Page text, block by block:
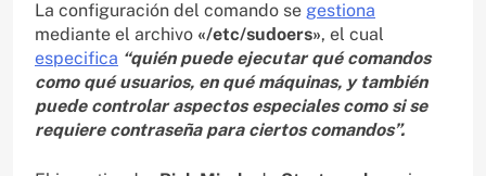
La configuración del comando se gestiona
mediante el archivo «/etc/sudoers», el cual
especifica “quién puede ejecutar qué comandos
como qué usuarios, en qué máquinas, y también
puede controlar aspectos especiales como si se
requiere contraseña para ciertos comandos”.